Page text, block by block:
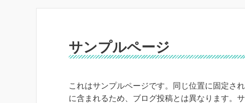
サンプルページ
これはサンプルページです。同じ位置に固定さ
に含まれるため、ブログ投稿とは異なります。